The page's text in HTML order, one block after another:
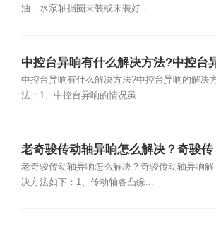
油，水泵轴挡圈未装或未装好，...
中控台异响有什么解决方法?中控台
响的解决方法
中控台异响有什么解决方法?中控台异响的解决
法：1、中控台异响的情况虽...
老奇骏传动轴异响怎么解决？奇骏传
动轴异响解决方法
老奇骏传动轴异响怎么解决？奇骏传动轴异响解
决方法如下：1、传动轴各凸缘...